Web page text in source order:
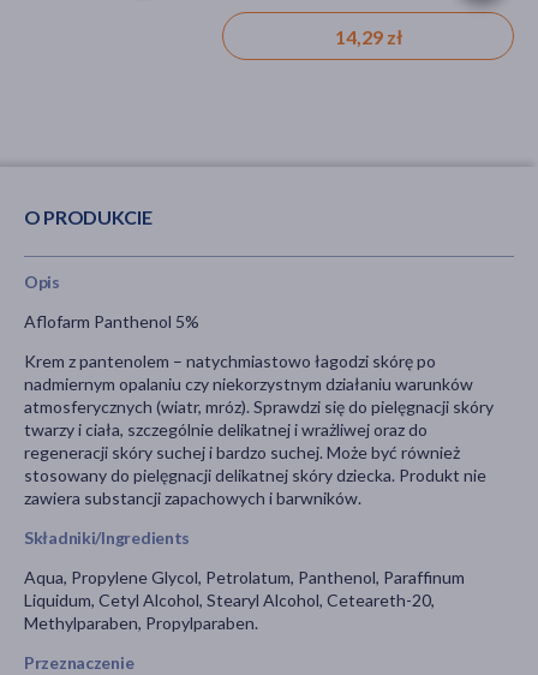
14,29 zł
9,39 zł
O PRODUKCIE
Opis
Aflofarm Panthenol 5%
Krem z pantenolem – natychmiastowo łagodzi skórę po
nadmiernym opalaniu czy niekorzystnym działaniu warunków
atmosferycznych (wiatr, mróz). Sprawdzi się do pielęgnacji skóry
twarzy i ciała, szczególnie delikatnej i wrażliwej oraz do
regeneracji skóry suchej i bardzo suchej. Może być również
stosowany do pielęgnacji delikatnej skóry dziecka. Produkt nie
zawiera substancji zapachowych i barwników.
Składniki/Ingredients
Aqua, Propylene Glycol, Petrolatum, Panthenol, Paraffinum
Liquidum, Cetyl Alcohol, Stearyl Alcohol, Ceteareth-20,
Methylparaben, Propylparaben.
Przeznaczenie